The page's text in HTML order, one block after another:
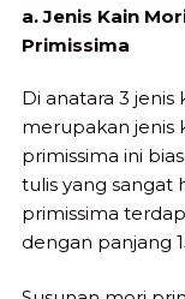
a. Jenis Kain
Primissima
Di anatara 3 jenis
merupakan jenis
primissima ini
tulis yang sangat
primissima
dengan panjang